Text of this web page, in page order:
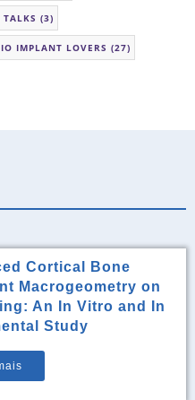
TALKS (3)
IMPLANT LOVERS (27)
Cortical Bone
Macrogeometry on
An In Vitro and In
Study